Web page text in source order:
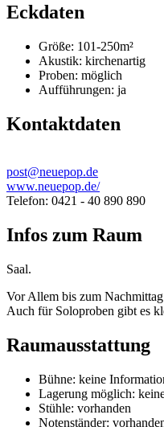
Eckdaten
Größe: 101-250m²
Akustik: kirchenartig
Proben: möglich
Aufführungen: ja
Kontaktdaten
post@neuepop.de
www.neuepop.de/
Telefon: 0421 - 40 890 890
Infos zum Raum
Saal.
Vor Allem bis zum
Auch für Soloproben gibt es
Raumausstattung
Bühne: keine
Lagerung möglich:
Stühle: vorhanden
Notenständer: